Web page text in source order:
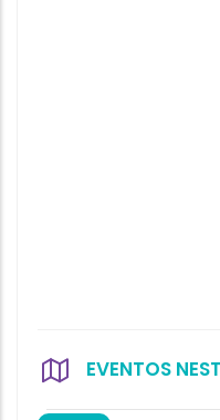
EVENTOS